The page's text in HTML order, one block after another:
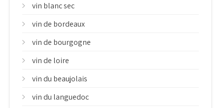
vin blanc sec
vin de bordeaux
vin de bourgogne
vin de loire
vin du beaujolais
vin du languedoc